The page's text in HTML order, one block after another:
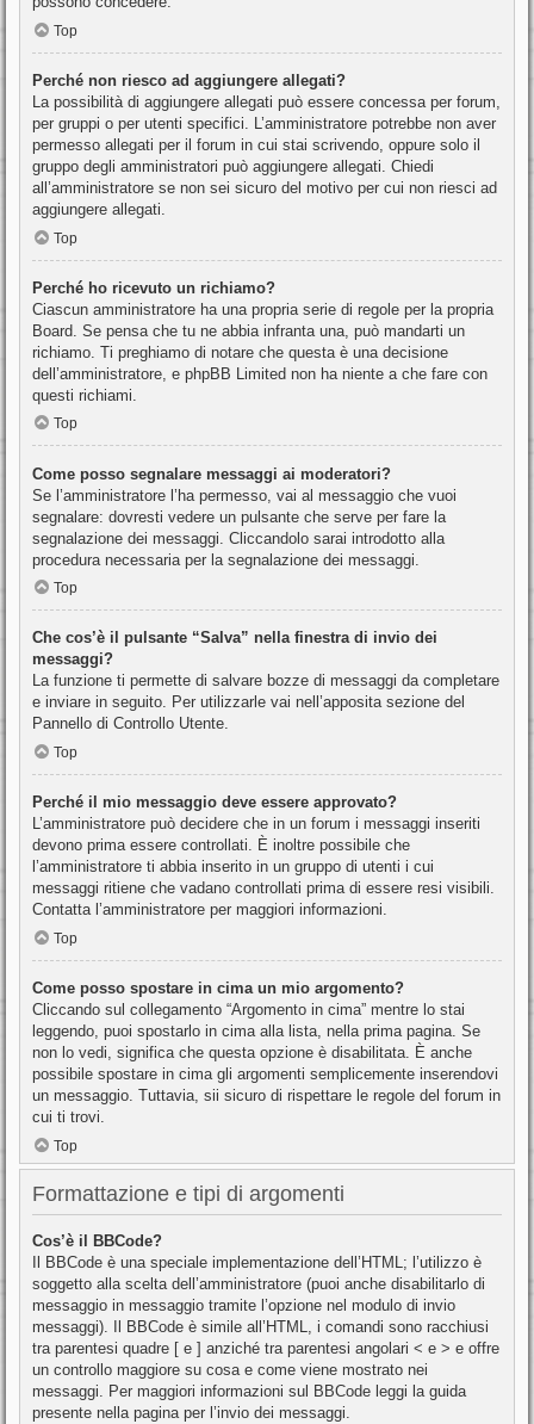
Top
Perché non riesco ad aggiungere allegati?
La possibilità di aggiungere allegati può essere concessa per forum,
per gruppi o per utenti specifici. L’amministratore potrebbe non aver
permesso allegati per il forum in cui stai scrivendo, oppure solo il
gruppo degli amministratori può aggiungere allegati. Chiedi
all’amministratore se non sei sicuro del motivo per cui non riesci ad
aggiungere allegati.
Top
Perché ho ricevuto un richiamo?
Ciascun amministratore ha una propria serie di regole per la propria
Board. Se pensa che tu ne abbia infranta una, può mandarti un
richiamo. Ti preghiamo di notare che questa è una decisione
dell’amministratore, e phpBB Limited non ha niente a che fare con
questi richiami.
Top
Come posso segnalare messaggi ai moderatori?
Se l’amministratore l’ha permesso, vai al messaggio che vuoi
segnalare: dovresti vedere un pulsante che serve per fare la
segnalazione dei messaggi. Cliccandolo sarai introdotto alla
procedura necessaria per la segnalazione dei messaggi.
Top
Che cos’è il pulsante “Salva” nella finestra di invio dei
messaggi?
La funzione ti permette di salvare bozze di messaggi da completare
e inviare in seguito. Per utilizzarle vai nell’apposita sezione del
Pannello di Controllo Utente.
Top
Perché il mio messaggio deve essere approvato?
L’amministratore può decidere che in un forum i messaggi inseriti
devono prima essere controllati. È inoltre possibile che
l’amministratore ti abbia inserito in un gruppo di utenti i cui
messaggi ritiene che vadano controllati prima di essere resi visibili.
Contatta l’amministratore per maggiori informazioni.
Top
Come posso spostare in cima un mio argomento?
Cliccando sul collegamento “Argomento in cima” mentre lo stai
leggendo, puoi spostarlo in cima alla lista, nella prima pagina. Se
non lo vedi, significa che questa opzione è disabilitata. È anche
possibile spostare in cima gli argomenti semplicemente inserendovi
un messaggio. Tuttavia, sii sicuro di rispettare le regole del forum in
cui ti trovi.
Top
Formattazione e tipi di argomenti
Cos’è il BBCode?
Il BBCode è una speciale implementazione dell’HTML; l’utilizzo è
soggetto alla scelta dell’amministratore (puoi anche disabilitarlo di
messaggio in messaggio tramite l’opzione nel modulo di invio
messaggi). Il BBCode è simile all’HTML, i comandi sono racchiusi
tra parentesi quadre [ e ] anziché tra parentesi angolari < e > e offre
un controllo maggiore su cosa e come viene mostrato nei
messaggi. Per maggiori informazioni sul BBCode leggi la guida
presente nella pagina per l’invio dei messaggi.